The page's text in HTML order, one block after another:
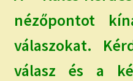
nézőpontot
válaszokat.
válasz és a